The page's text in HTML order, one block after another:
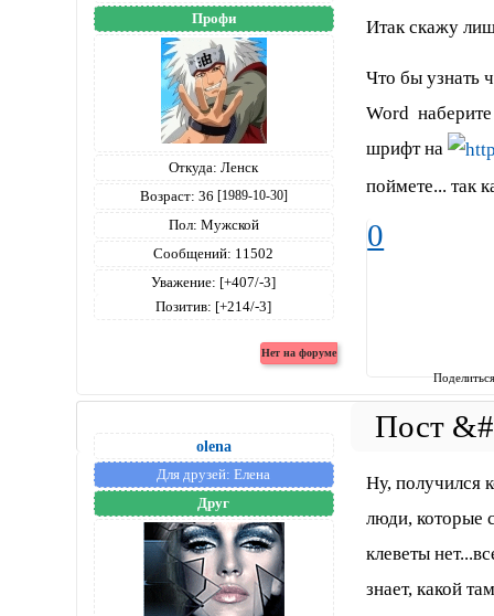
Профи
Откуда: Ленск
Возраст: 36 [1989-10-30]
Пол: Мужской
Сообщений: 11502
Уважение: [+407/-3]
Позитив: [+214/-3]
Итак скажу
Что бы узнать
Word
шрифт на
поймете... так
0
olena
Для друзей: Елена
Друг
Ну, получился
люди, которые
клеветы
знает, какой